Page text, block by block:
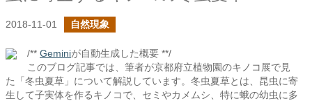
2018-11-01 自然現象
/** Geminiが自動生成した概要 **/
このブログ記事では、筆者が京都府立植物園のキノコ展で見
た「冬虫夏草」について解説しています。冬虫夏草とは、昆虫に寄
生して子実体を作るキノコで、セミやカメムシ、特に蛾の幼虫に多